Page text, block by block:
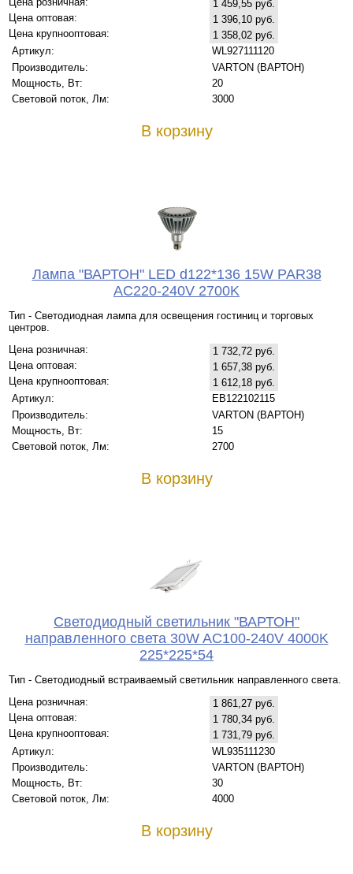
1 459,55 руб.
Цена оптовая:
1 396,10 руб.
Цена крупнооптовая:
1 358,02 руб.
Артикул:
WL927111120
Производитель:
VARTON (ВАРТОН)
Мощность, Вт:
20
Световой поток, Лм:
3000
В корзину
Лампа "ВАРТОН" LED d122*136 15W PAR38
AC220-240V 2700K
Тип - Светодиодная лампа для освещения гостиниц и торговых
центров.
Цена розничная:
1 732,72 руб.
Цена оптовая:
1 657,38 руб.
Цена крупнооптовая:
1 612,18 руб.
Артикул:
EB122102115
Производитель:
VARTON (ВАРТОН)
Мощность, Вт:
15
Световой поток, Лм:
2700
В корзину
Светодиодный светильник "ВАРТОН"
направленного света 30W AC100-240V 4000K
225*225*54
Тип - Светодиодный встраиваемый светильник направленного света.
Цена розничная:
1 861,27 руб.
Цена оптовая:
1 780,34 руб.
Цена крупнооптовая:
1 731,79 руб.
Артикул:
WL935111230
Производитель:
VARTON (ВАРТОН)
Мощность, Вт:
30
Световой поток, Лм:
4000
В корзину